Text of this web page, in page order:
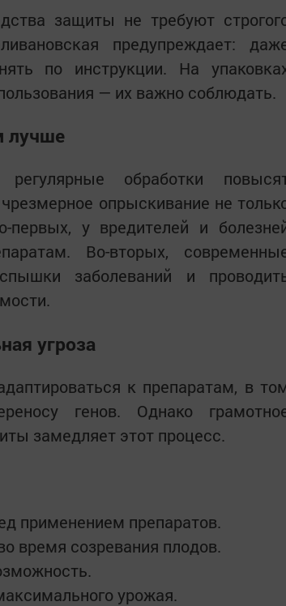
защиты не требуют
предупреждает:
по инструкции. На
— их важно соблюдать.
лучше
обработки
опрыскивание не
у вредителей и
Во-вторых,
заболеваний и
угроза
к препаратам, в
генов. Однако
замедляет этот процесс.
применением препаратов.
время созревания плодов.
урожая.